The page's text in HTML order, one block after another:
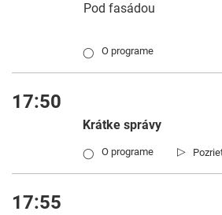
Pod fasádou
◯ O programe
17:50
Krátke správy
▷
◯ O programe
17:55